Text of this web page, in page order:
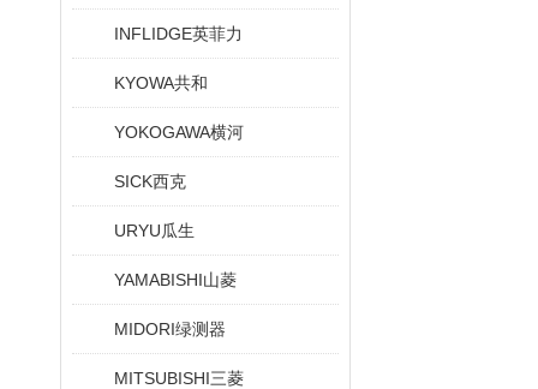
INFLIDGE英菲力
KYOWA共和
YOKOGAWA横河
SICK西克
URYU瓜生
YAMABISHI山菱
MIDORI绿测器
MITSUBISHI三菱